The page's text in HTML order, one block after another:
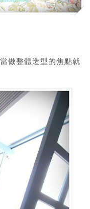
做整體造型的焦點就